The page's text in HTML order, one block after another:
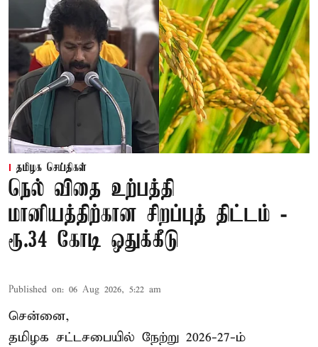
தமிழக செய்திகள்
நெல் விதை உற்பத்தி
மானியத்திற்கான சிறப்புத் திட்டம் -
ரூ.34 கோடி ஒதுக்கீடு
Published on: 06 Aug 2026, 5:22 am
சென்னை,
தமிழக சட்டசபையில் நேற்று 2026-27-ம்